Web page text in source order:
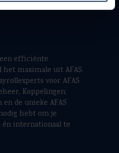
efficiënte
maximale uit AFAS.
voor AFAS
Koppelingen,
de unieke AFAS
hebt om je
én internationaal te